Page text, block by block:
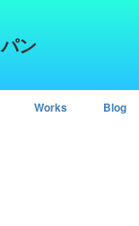
ン
Works Blog